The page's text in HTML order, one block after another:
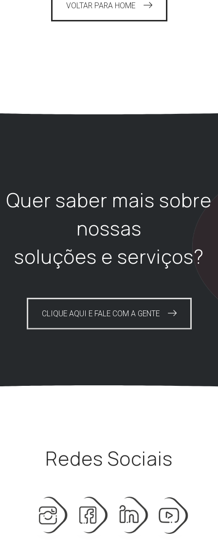
VOLTAR PARA HOME
Quer saber mais sobre
nossas
soluções e serviços?
CLIQUE AQUI E FALE COM A GENTE
Redes Sociais